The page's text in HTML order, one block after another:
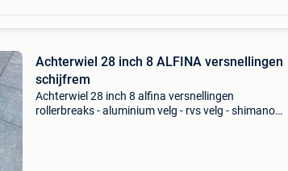
Achterwiel 28 inch 8 ALFINA versnellingen
schijfrem
Achterwiel 28 inch 8 alfina versnellingen
rollerbreaks - aluminium velg - rvs velg - shimano